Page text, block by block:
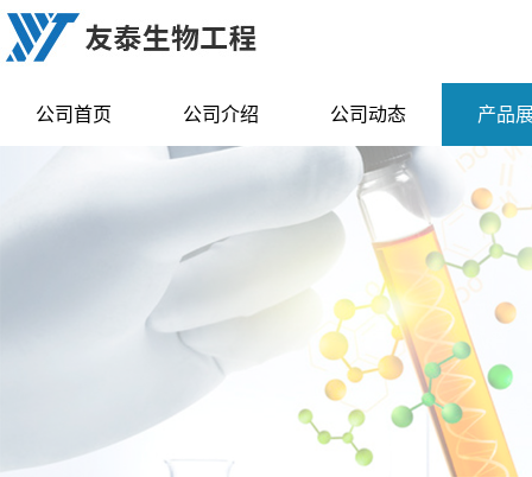
公司首页 公司介绍 公司动态 产品